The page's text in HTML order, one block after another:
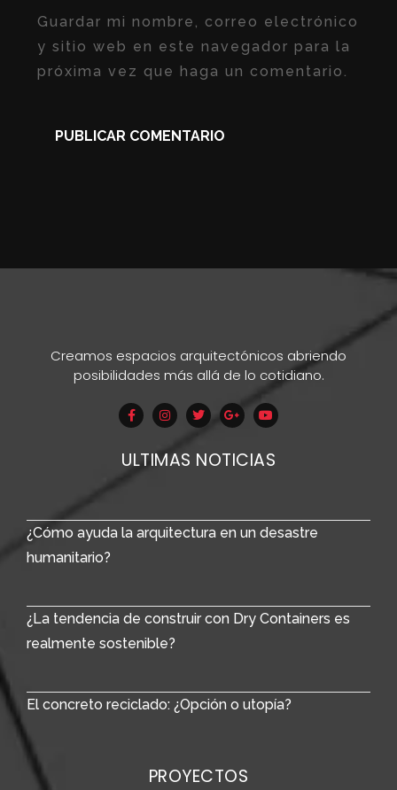
Guardar mi nombre, correo electrónico
y sitio web en este navegador para la
próxima vez que haga un comentario.
Creamos espacios arquitectónicos abriendo
posibilidades más allá de lo cotidiano.
ULTIMAS NOTICIAS
¿Cómo ayuda la arquitectura en un desastre
humanitario?
¿La tendencia de construir con Dry Containers es
realmente sostenible?
El concreto reciclado: ¿Opción o utopía?
PROYECTOS